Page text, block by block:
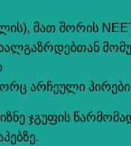
მათ შორის
არჩეული
ჯგუფის